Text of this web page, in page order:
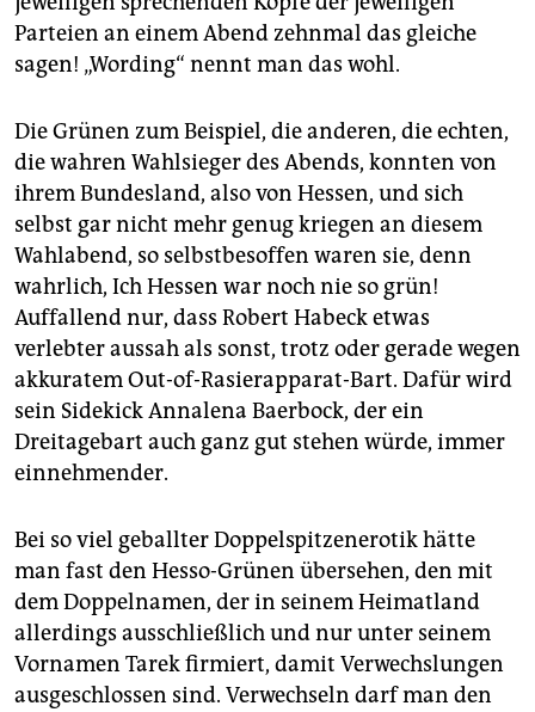
Parteien an einem Abend zehnmal das gleiche
sagen! „Wording“ nennt man das wohl.
Die Grünen zum Beispiel, die anderen, die echten,
die wahren Wahlsieger des Abends, konnten von
ihrem Bundesland, also von Hessen, und sich
selbst gar nicht mehr genug kriegen an diesem
Wahlabend, so selbstbesoffen waren sie, denn
wahrlich, Ich Hessen war noch nie so grün!
Auffallend nur, dass Robert Habeck etwas
verlebter aussah als sonst, trotz oder gerade wegen
akkuratem Out-of-Rasierapparat-Bart. Dafür wird
sein Sidekick Annalena Baerbock, der ein
Dreitagebart auch ganz gut stehen würde, immer
einnehmender.
Bei so viel geballter Doppelspitzenerotik hätte
man fast den Hesso-Grünen übersehen, den mit
dem Doppelnamen, der in seinem Heimatland
allerdings ausschließlich und nur unter seinem
Vornamen Tarek firmiert, damit Verwechslungen
ausgeschlossen sind. Verwechseln darf man den